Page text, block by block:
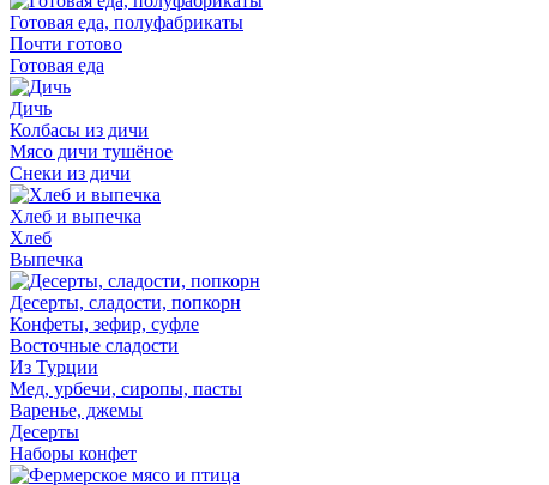
Готовая еда, полуфабрикаты
Почти готово
Готовая еда
Дичь
Колбасы из дичи
Мясо дичи тушёное
Снеки из дичи
Хлеб и выпечка
Хлеб
Выпечка
Десерты, сладости, попкорн
Конфеты, зефир, суфле
Восточные сладости
Из Турции
Мед, урбечи, сиропы, пасты
Варенье, джемы
Десерты
Наборы конфет